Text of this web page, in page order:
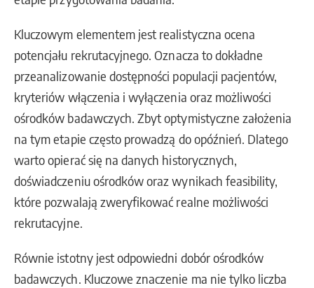
Kluczowym elementem jest realistyczna ocena
potencjału rekrutacyjnego. Oznacza to dokładne
przeanalizowanie dostępności populacji pacjentów,
kryteriów włączenia i wyłączenia oraz możliwości
ośrodków badawczych. Zbyt optymistyczne założenia
na tym etapie często prowadzą do opóźnień. Dlatego
warto opierać się na danych historycznych,
doświadczeniu ośrodków oraz wynikach feasibility,
które pozwalają zweryfikować realne możliwości
rekrutacyjne.
Równie istotny jest odpowiedni dobór ośrodków
badawczych. Kluczowe znaczenie ma nie tylko liczba